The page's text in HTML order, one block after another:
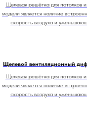
Щелевая решётка для потолков
модели является наличие
скорость воздуха и
Щелевой вентиляционный
Щелевая решётка для потолков
модели является наличие
скорость воздуха и